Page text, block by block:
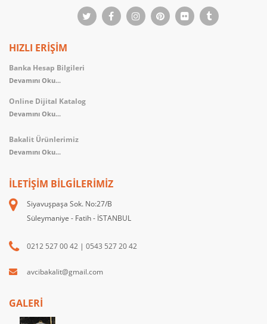
HIZLI ERİŞİM
Banka Hesap Bilgileri
Devamını Oku...
Online Dijital Katalog
Devamını Oku...
Bakalit Ürünlerimiz
Devamını Oku...
İLETIŞIM BILGILERIMIZ
Siyavuşpaşa Sok. No:27/B
Süleymaniye - Fatih - İSTANBUL
0212 527 00 42 | 0543 527 20 42
avcibakalit@gmail.com
GALERİ